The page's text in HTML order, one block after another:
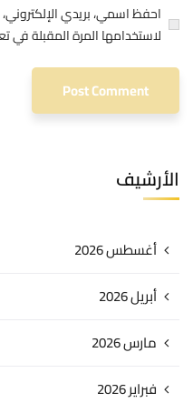
احفظ اسمي، بريدي
لاستخدامها المرة المقبلة في
الأرشيف
أغسطس 2026
أبريل 2026
مارس 2026
فبراير 2026